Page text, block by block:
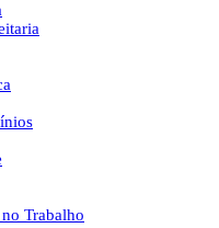
no Trabalho